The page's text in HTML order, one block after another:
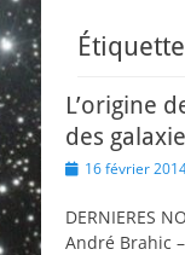
L’origine
des
Posted16 février
DERNIERES
André Brahic